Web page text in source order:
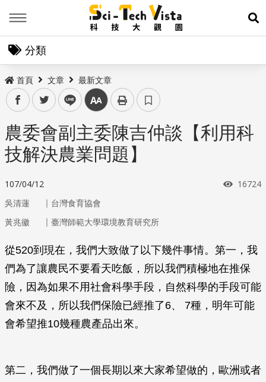
展
分類
首頁 文章 最新文章
facebooktwitter line 中
農委會副主委陳吉仲談【利用科
技解決農業問題】
107/04/12 瀏覽次
16724
吳清蓮 ｜ 台灣食育協會
黃兆徽
｜ 臺灣師範大學環境教育研究所
從520到現在，我們大致做了以下幾件事情。第一，我
們為了讓農民不要看天吃飯，所以我們積極地在推保
險，因為如果不用社會科學手段，自然科學的手段可能
會來不及，所以我們保險已經推了6、 7種，明年可能
會希望推10幾種農產品出來。
第二，我們做了一個長期以來大家希望做的，歐洲或者